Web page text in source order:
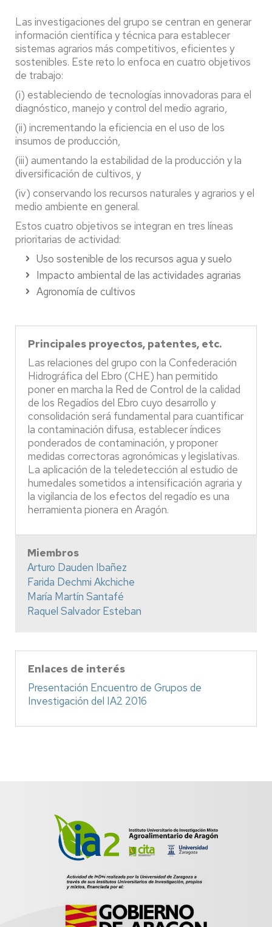
Las investigaciones del grupo se centran en generar
información científica y técnica para establecer
sistemas agrarios más competitivos, eficientes y
sostenibles. Este reto lo enfoca en cuatro objetivos
de trabajo:
(i) estableciendo de tecnologías innovadoras para el
diagnóstico, manejo y control del medio agrario,
(ii) incrementando la eficiencia en el uso de los
insumos de producción,
(iii) aumentando la estabilidad de la producción y la
diversificación de cultivos, y
(iv) conservando los recursos naturales y agrarios y el
medio ambiente en general.
Estos cuatro objetivos se integran en tres líneas
prioritarias de actividad:
Uso sostenible de los recursos agua y suelo
Impacto ambiental de las actividades agrarias
Agronomía de cultivos
Principales proyectos, patentes, etc.
Las relaciones del grupo con la Confederación
Hidrográfica del Ebro (CHE) han permitido
poner en marcha la Red de Control de la calidad
de los Regadíos del Ebro cuyo desarrollo y
consolidación será fundamental para cuantificar
la contaminación difusa, establecer índices
ponderados de contaminación, y proponer
medidas correctoras agronómicas y legislativas.
La aplicación de la teledetección al estudio de
humedales sometidos a intensificación agraria y
la vigilancia de los efectos del regadío es una
herramienta pionera en Aragón.
Miembros
Arturo Dauden Ibañez
Farida Dechmi Akchiche
María Martín Santafé
Raquel Salvador Esteban
Enlaces de interés
Presentación Encuentro de Grupos de
Investigación del IA2 2016